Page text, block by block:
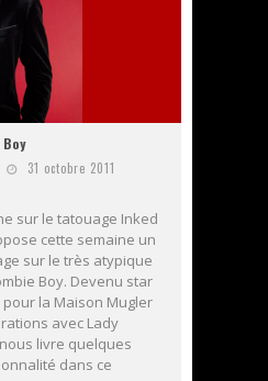
31 octobre 2011
sur le tatouage Inked
cette semaine un
sur le très atypique
Boy. Devenu star
la Maison Mugler
avec Lady
livre quelques
dans ce